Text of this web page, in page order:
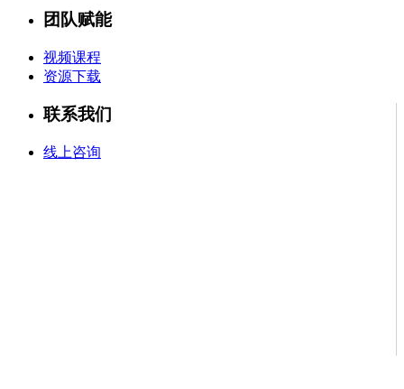
团队赋能
视频课程
资源下载
联系我们
线上咨询